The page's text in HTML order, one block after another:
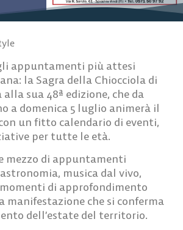
appuntamenti più attesi
la Sagra della Chiocciola di
sua 48ª edizione, che da
a domenica 5 luglio animerà il
un fitto calendario di eventi,
per tutte le età.
mezzo di appuntamenti
musica dal vivo,
di approfondimento
manifestazione che si conferma
dell’estate del territorio.